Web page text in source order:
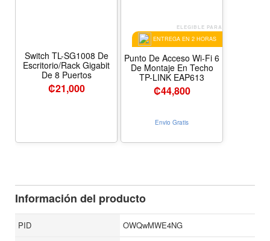
Switch TL-SG1008 De
Escritorio/Rack Gigabit
De 8 Puertos
₡21,000
ELEGIBLE PARA
ENTREGA EN 2 HORAS
Punto De Acceso Wi-Fi 6
De Montaje En Techo
TP-LINK EAP613
₡44,800
Envio Gratis
Información del producto
PID
OWQwMWE4NG